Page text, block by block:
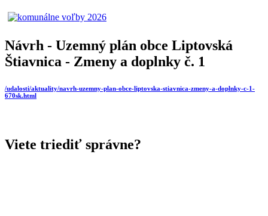
Návrh - Uzemný plán obce Liptovská
Štiavnica - Zmeny a doplnky č. 1
/udalosti/aktuality/navrh-uzemny-plan-obce-liptovska-stiavnica-zmeny-a-doplnky-c-1-
670sk.html
Viete triediť správne?